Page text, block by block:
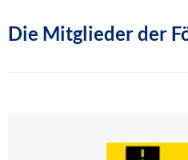
Die Mitglieder der